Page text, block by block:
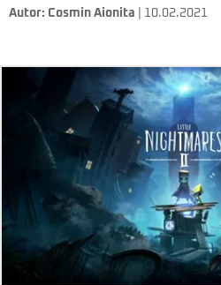
Autor: Cosmin Aionita | 10.02.2021